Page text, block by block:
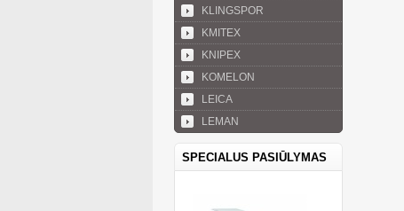
KLINGSPOR
KMITEX
KNIPEX
KOMELON
LEICA
LEMAN
SPECIALUS PASIŪLYMAS